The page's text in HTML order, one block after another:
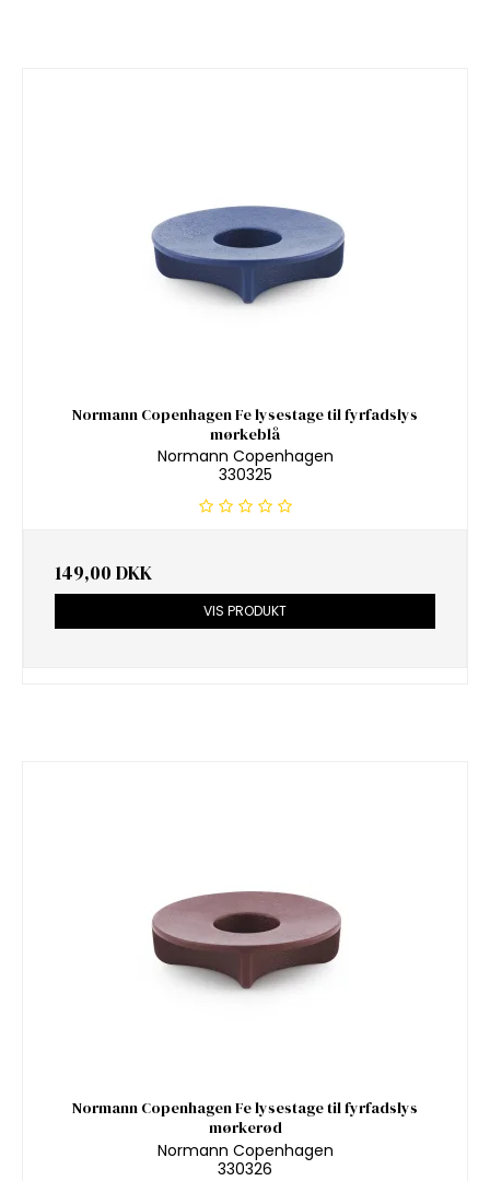
Normann Copenhagen Fe lysestage til fyrfadslys
mørkeblå
Normann Copenhagen
330325
149,00 DKK
VIS PRODUKT
Normann Copenhagen Fe lysestage til fyrfadslys
mørkerød
Normann Copenhagen
330326